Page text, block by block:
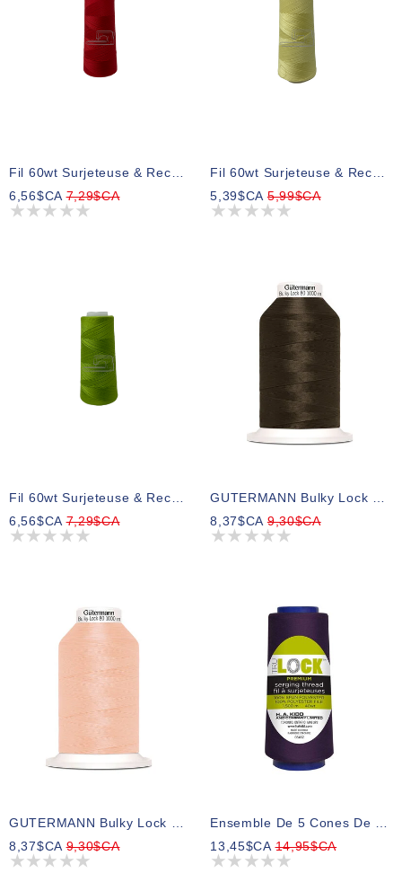
6,56$CA7,29$CA
5,39$CA5,99$CA
6,56$CA7,29$CA
8,37$CA9,30$CA
GUTERMANN Bulky Lock 80wt Fil 1000m - Col. 659
8,37$CA9,30$CA
Ensemble De 5 Cones De Fil Pour Surjeter 1500m TRULOCK Premium - Violet Foncé
13,45$CA14,95$CA